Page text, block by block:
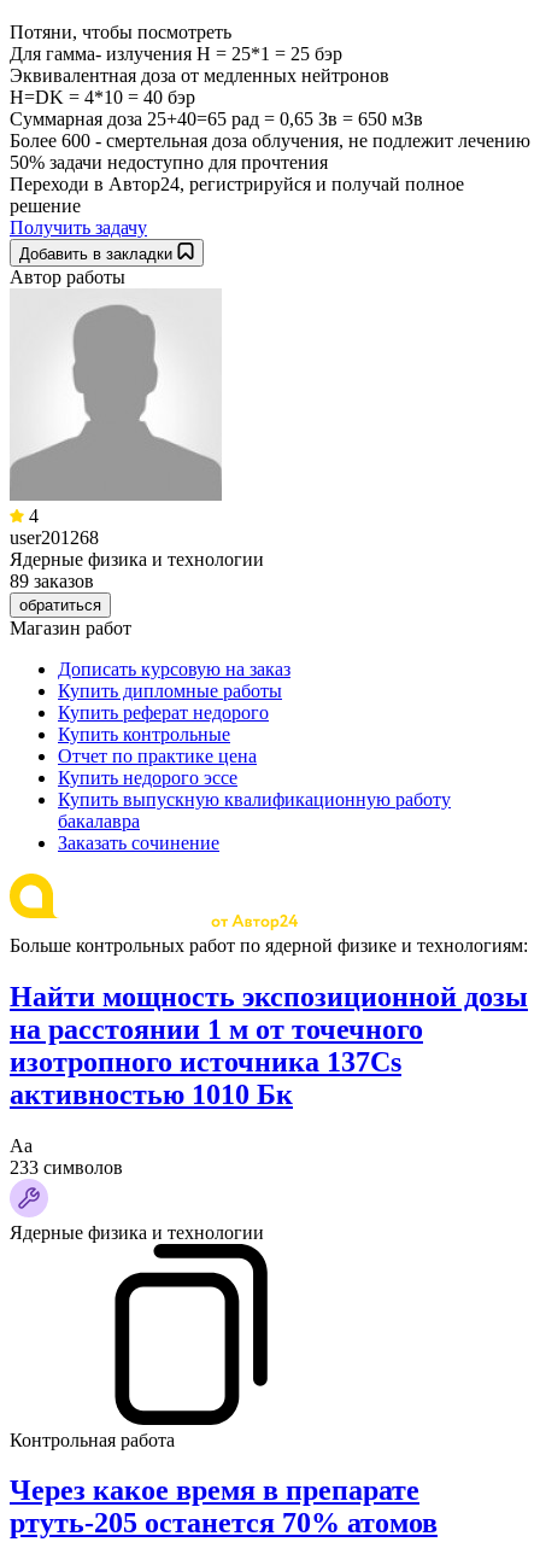
Потяни, чтобы посмотреть
Для гамма- излучения Н = 25*1 = 25 бэр
Эквивалентная доза от медленных нейтронов
Н=DK = 4*10 = 40 бэр
Суммарная доза 25+40=65 рад = 0,65 Зв = 650 мЗв
Более 600 - смертельная доза облучения, не подлежит лечению
50% задачи недоступно для прочтения
Переходи в Автор24, регистрируйся и получай полное
решение
Получить задачу
Добавить в закладки
Автор работы
4
user201268
Ядерные физика и технологии
89 заказов
обратиться
Магазин работ
Дописать курсовую на заказ
Купить дипломные работы
Купить реферат недорого
Купить контрольные
Отчет по практике цена
Купить недорого эссе
Купить выпускную квалификационную работу
бакалавра
Заказать сочинение
Больше контрольных работ по ядерной физике и технологиям:
Найти мощность экспозиционной дозы
на расстоянии 1 м от точечного
изотропного источника 137Cs
активностью 1010 Бк
Аа
233 символов
Ядерные физика и технологии
Контрольная работа
Через какое время в препарате
ртуть-205 останется 70% атомов